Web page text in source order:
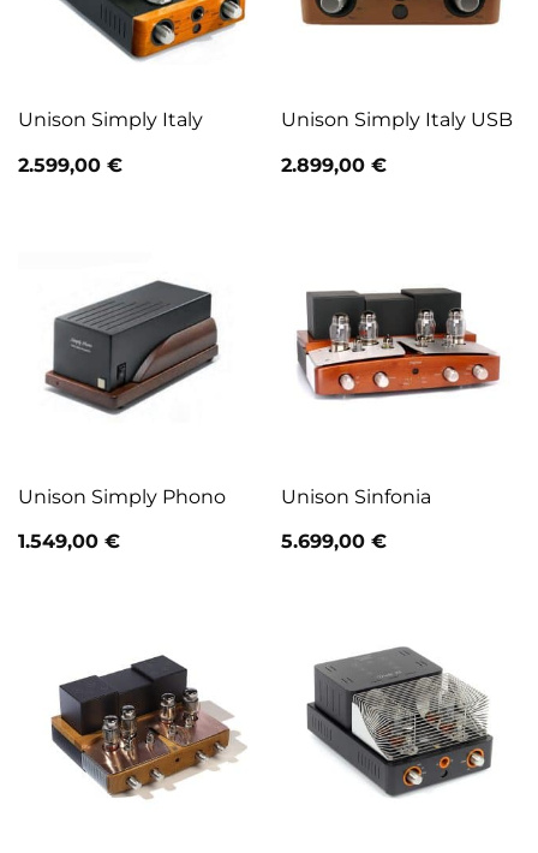
Unison Simply Italy
2.599,00 €
Unison Simply Italy USB
2.899,00 €
Unison Simply Phono
1.549,00 €
Unison Sinfonia
5.699,00 €